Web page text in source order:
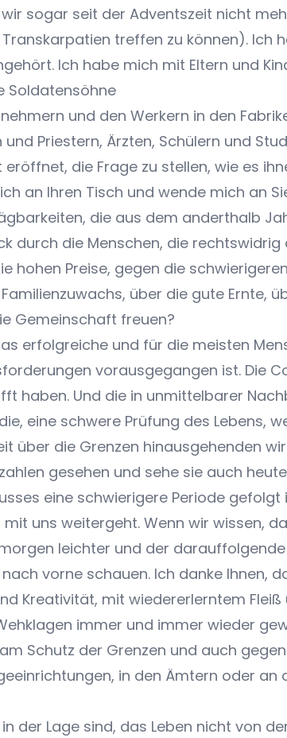
sogar seit der Adventszeit nicht
treffen zu können). Ich
Ich habe mich mit Eltern und
Soldatensöhne
und den Werkern in den
Priestern, Ärzten, Schülern und
die Frage zu stellen, wie es
an Ihren Tisch und wende mich an
die aus dem anderthalb
durch die Menschen, die
hohen Preise, gegen die
über die gute Ernte,
Gemeinschaft freuen?
erfolgreiche und für die meisten
vorausgegangen ist. Die
haben. Und die in unmittelbarer
eine schwere Prüfung des Lebens,
über die Grenzen hinausgehenden
gesehen und sehe sie auch
eine schwierigere Periode
uns weitergeht. Wenn wir wissen,
leichter und der
vorne schauen. Ich danke Ihnen,
Kreativität, mit wiedererlerntem
immer und immer wieder
Schutz der Grenzen und auch
in den Ämtern oder
der Lage sind, das Leben nicht von